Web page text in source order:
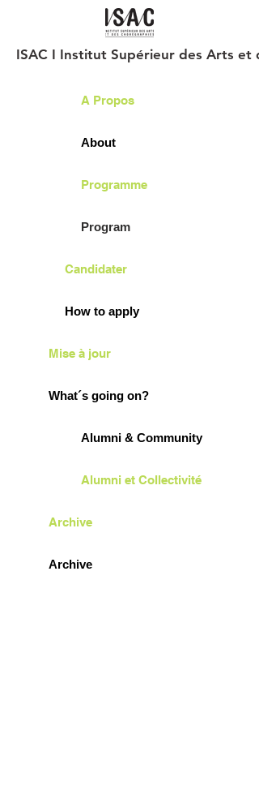
ISAC I Institut Supérieur des Arts et
A Propos
About
Programme
Program
Candidater
How to apply
Mise à jour
What´s going on?
Alumni & Community
Alumni et Collectivité
Archive
Archive